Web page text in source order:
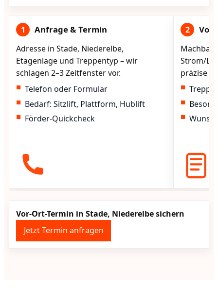
1 Anfrage & Termin
Adresse in Stade, Niederelbe,
Etagenlage und Treppentyp – wir
schlagen 2–3 Zeitfenster vor.
Telefon oder Formular
Bedarf: Sitzlift, Plattform, Hublift
Förder-Quickcheck
2
Strom/
präzise
Vor-Ort-Termin in Stade, Niederelbe sichern
Jetzt Termin anfragen